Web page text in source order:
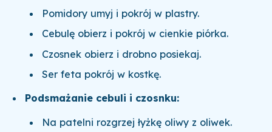
Pomidory umyj i pokrój w plastry.
Cebulę obierz i pokrój w cienkie piórka.
Czosnek obierz i drobno posiekaj.
Ser feta pokrój w kostkę.
Podsmażanie cebuli i czosnku:
Na patelni rozgrzej łyżkę oliwy z oliwek.